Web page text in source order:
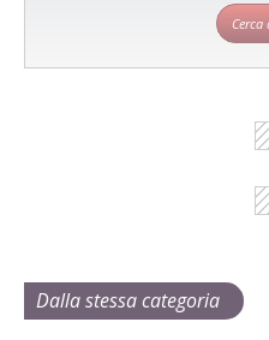
Cerca
Dalla stessa categoria